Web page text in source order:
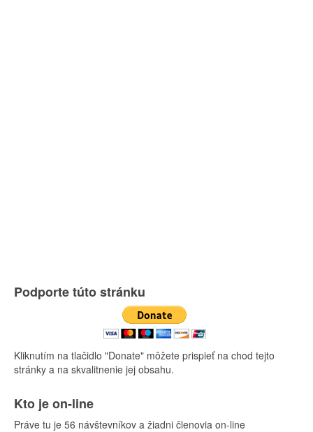
Podporte túto stránku
Kliknutím na tlačidlo "Donate" môžete prispieť na chod tejto
stránky a na skvalitnenie jej obsahu.
Kto je on-line
Práve tu je 56 návštevníkov a žiadni členovia on-line